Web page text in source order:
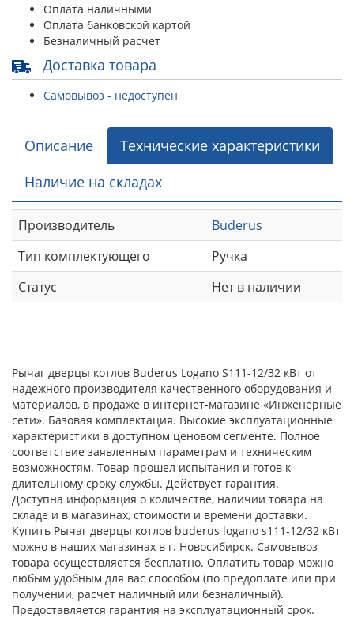
Оплата наличными
Оплата банковской картой
Безналичный расчет
Доставка товара
Самовывоз - недоступен
Описание
Технические характеристики
Наличие на складах
Производитель
Buderus
Тип комплектующего
Ручка
Статус
Нет в наличии
Рычаг дверцы котлов Buderus Logano S111-12/32 кВт от
надежного производителя качественного оборудования и
материалов, в продаже в интернет-магазине «Инженерные
сети». Базовая комплектация. Высокие эксплуатационные
характеристики в доступном ценовом сегменте. Полное
соответствие заявленным параметрам и техническим
возможностям. Товар прошел испытания и готов к
длительному сроку службы. Действует гарантия.
Доступна информация о количестве, наличии товара на
складе и в магазинах, стоимости и времени доставки.
Купить Рычаг дверцы котлов buderus logano s111-12/32 кВт
можно в наших магазинах в г. Новосибирск. Самовывоз
товара осуществляется бесплатно. Оплатить товар можно
любым удобным для вас способом (по предоплате или при
получении, расчет наличный или безналичный).
Предоставляется гарантия на эксплуатационный срок.